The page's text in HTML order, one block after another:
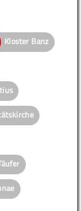
Kloster Banz